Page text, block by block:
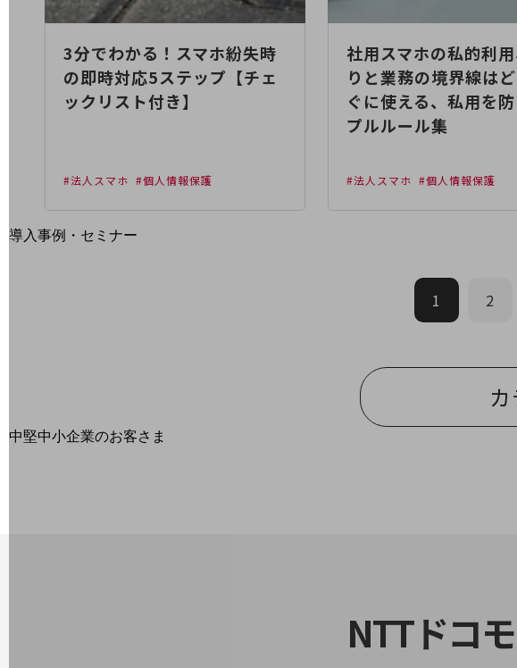
回線・ネットワーク
お手続き
別ウィンドウで開きます
導入事例・セミナー
中堅中小企業のお客さま
3分でわかる！スマホ紛失時
の即時対応5ステップ【チェ
ックリスト付き】
#法人スマホ #個人情報保護
社用スマホの私的利
りと業務の境界線は
ぐに使える、私用を
プルルール集
#法人スマホ #個人情報保護
1 2
NTTドコ